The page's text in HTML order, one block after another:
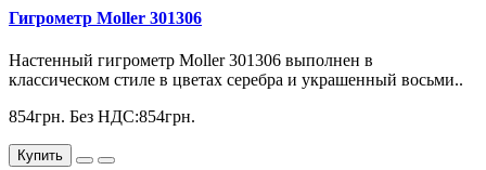
Гигрометр Moller 301306
Настенный гигрометр Moller 301306 выполнен в
классическом стиле в цветах серебра и украшенный восьми..
854грн. Без НДС:854грн.
Купить